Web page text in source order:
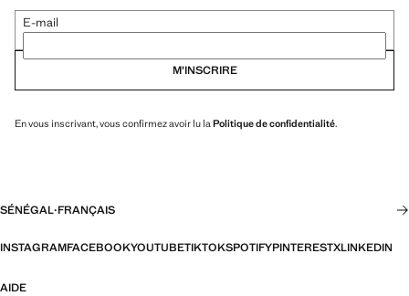
E-mail
M’INSCRIRE
En vous inscrivant, vous confirmez avoir lu la Politique de confidentialité.
SÉNÉGAL·FRANÇAIS
INSTAGRAMFACEBOOKYOUTUBETIKTOKSPOTIFYPINTERESTXLINKEDIN
AIDE